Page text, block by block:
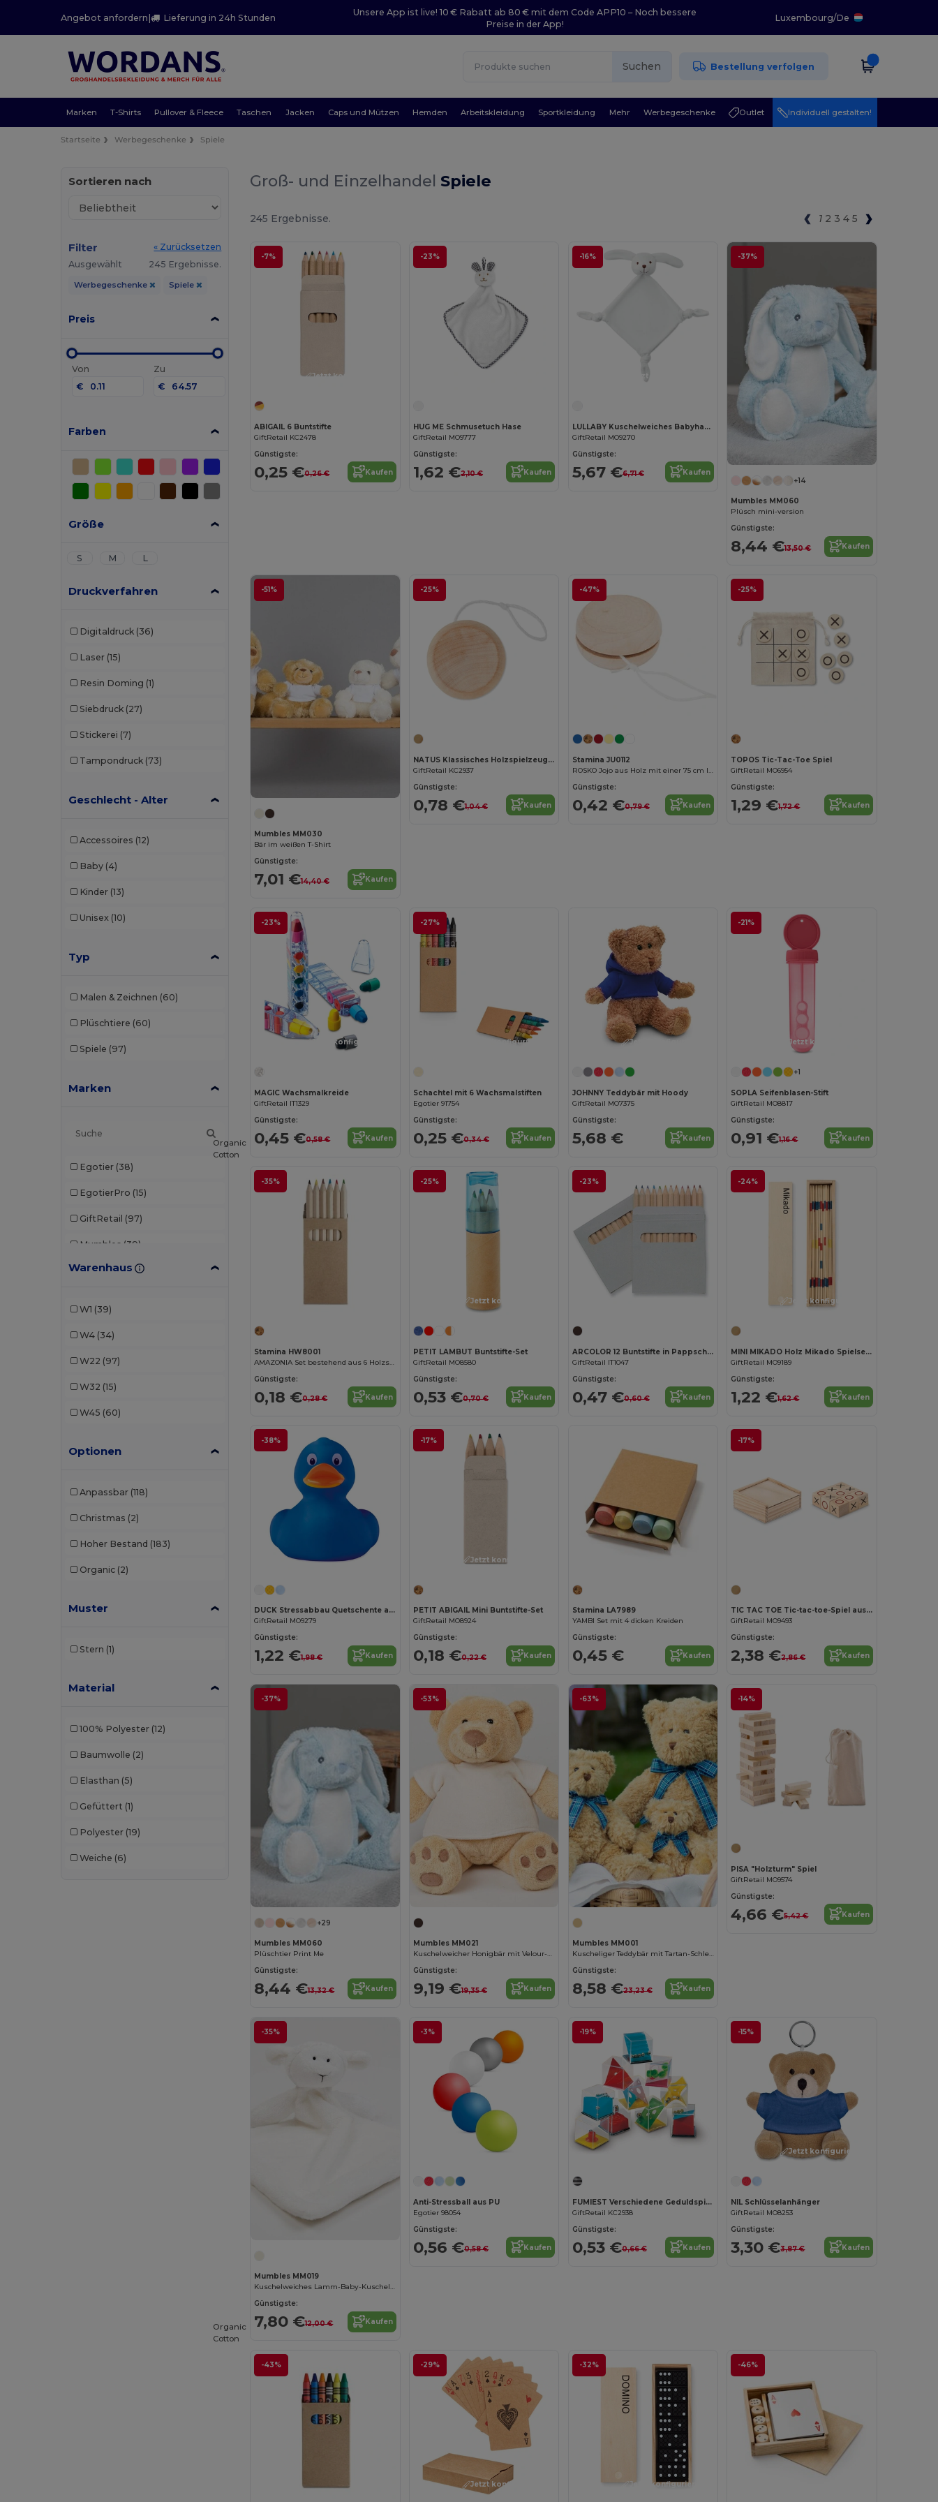
Angebot anfordern| Lieferung in 24h Stunden
Unsere App ist live! 10 € Rabatt ab 80 € mit dem Code APP10 – Noch bessere
Preise in der App!
Luxembourg/De
Suchen Bestellung verfolgen
Marken T-Shirts Pullover & Fleece Taschen Jacken Caps und Mützen Hemden Arbeitskleidung Sportkleidung Mehr Werbegeschenke Outlet Individuell gestalten!
Startseite Werbegeschenke Spiele
Sortieren nach
Filter
« Zurücksetzen
Ausgewählt
245 Ergebnisse.
Werbegeschenke Spiele
Preis
Von
€
Zu
€
Farben
Größe
S M L
Druckverfahren
Digitaldruck (36)
Laser (15)
Resin Doming (1)
Siebdruck (27)
Stickerei (7)
Tampondruck (73)
Geschlecht - Alter
Accessoires (12)
Baby (4)
Kinder (13)
Unisex (10)
Typ
Malen & Zeichnen (60)
Plüschtiere (60)
Spiele (97)
Marken
Egotier (38)
EgotierPro (15)
GiftRetail (97)
Mumbles (39)
Science4You (22)
Warenhaus
W1 (39)
W4 (34)
W22 (97)
W32 (15)
W45 (60)
Optionen
Anpassbar (118)
Christmas (2)
Hoher Bestand (183)
Organic (2)
Muster
Stern (1)
Material
100% Polyester (12)
Baumwolle (2)
Elasthan (5)
Gefüttert (1)
Polyester (19)
Weiche (6)
Groß- und Einzelhandel Spiele
245 Ergebnisse. 1 2 3 4 5
-7%
Jetzt konfigurieren!
ABIGAIL 6 Buntstifte
GiftRetail KC2478
Günstigste:
0,25 €0,26 € Kaufen
-23%
HUG ME Schmusetuch Hase
GiftRetail MO9777
Günstigste:
1,62 €2,10 € Kaufen
-16%
LULLABY Kuschelweiches Babyhandtuch für sanftes Saugen
GiftRetail MO9270
Günstigste:
5,67 €6,71 € Kaufen
-37%
+14
Mumbles MM060
Plüsch mini-version
Günstigste:
8,44 €13,50 € Kaufen
-51%
Mumbles MM030
Bär im weißen T-Shirt
Günstigste:
7,01 €14,40 € Kaufen
-25%
NATUS Klassisches Holzspielzeug Yoyo
GiftRetail KC2937
Günstigste:
0,78 €1,04 € Kaufen
-47%
Stamina JU0112
ROSKO Jojo aus Holz mit einer 75 cm langen
Günstigste:
0,42 €0,79 € Kaufen
-25%
TOPOS Tic-Tac-Toe Spiel
GiftRetail MO6954
Günstigste:
1,29 €1,72 € Kaufen
-23%
Jetzt konfigurieren!
MAGIC Wachsmalkreide
GiftRetail IT1329
Günstigste:
0,45 €0,58 € Kaufen
-27%
Jetzt konfigurieren!
Schachtel mit 6 Wachsmalstiften
Egotier 91754
Günstigste:
0,25 €0,34 € Kaufen
Jetzt konfigurieren!
JOHNNY Teddybär mit Hoody
GiftRetail MO7375
Günstigste:
5,68 € Kaufen
-21%
Jetzt konfigurieren!
+1
SOPLA Seifenblasen-Stift
GiftRetail MO8817
Günstigste:
0,91 €1,16 € Kaufen
-35%
Organic
Cotton
Stamina HW8001
Günstigste:
0,18 €0,28 € Kaufen
-25%
Jetzt konfigurieren!
PETIT LAMBUT Buntstifte-Set
GiftRetail MO8580
Günstigste:
0,53 €0,70 € Kaufen
-23%
ARCOLOR 12 Buntstifte in Pappschachtel
GiftRetail IT1047
Günstigste:
0,47 €0,60 € Kaufen
-24%
Jetzt konfigurieren!
MINI MIKADO Holz Mikado Spielset im Holzbox
GiftRetail MO9189
Günstigste:
1,22 €1,62 € Kaufen
-38%
DUCK Stressabbau Quetschente aus PVC
GiftRetail MO9279
Günstigste:
1,22 €1,98 € Kaufen
-17%
Jetzt konfigurieren!
PETIT ABIGAIL Mini Buntstifte-Set
GiftRetail MO8924
Günstigste:
0,18 €0,22 € Kaufen
Stamina LA7989
YAMBI Set mit 4 dicken Kreiden
Günstigste:
0,45 € Kaufen
-17%
TIC TAC TOE Tic-tac-toe-Spiel aus Holz
GiftRetail MO9493
Günstigste:
2,38 €2,86 € Kaufen
-37%
+29
Mumbles MM060
Plüschtier Print Me
Günstigste:
8,44 €13,32 € Kaufen
-53%
Mumbles MM021
Kuschelweicher Honigbär mit Velour-Shirt
Günstigste:
9,19 €19,35 € Kaufen
-63%
Mumbles MM001
Kuscheliger Teddybär mit Tartan-Schleife
Günstigste:
8,58 €23,23 € Kaufen
-14%
PISA "Holzturm" Spiel
GiftRetail MO9574
Günstigste:
4,66 €5,42 € Kaufen
-35%
Mumbles MM019
Kuschelweiches Lamm-Baby-Kuscheltuch
Günstigste:
7,80 €12,00 € Kaufen
-3%
Anti-Stressball aus PU
Egotier 98054
Günstigste:
0,56 €0,58 € Kaufen
-19%
FUMIEST Verschiedene Geduldspiele
GiftRetail KC2938
Günstigste:
0,53 €0,66 € Kaufen
-15%
Jetzt konfigurieren!
NIL Schlüsselanhänger
GiftRetail MO8253
Günstigste:
3,30 €3,87 € Kaufen
-43%
Organic
Cotton
-29%
Jetzt konfigurieren!
-32%
Jetzt konfigurieren!
-46%